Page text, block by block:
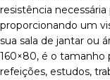
resistência
proporcionando um
sua sala de jantar ou
160×80, é o tamanho
refeições, estudos,